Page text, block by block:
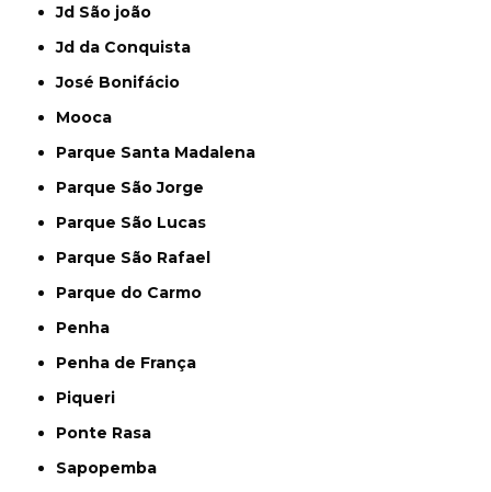
Jd São joão
Jd da Conquista
José Bonifácio
Mooca
Parque Santa Madalena
Parque São Jorge
Parque São Lucas
Parque São Rafael
Parque do Carmo
Penha
Penha de França
Piqueri
Ponte Rasa
Sapopemba